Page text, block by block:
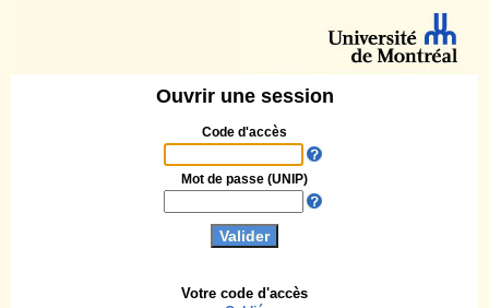
Ouvrir une session
Code d'accès
Votre code d'accès
Mot de passe (UNIP)